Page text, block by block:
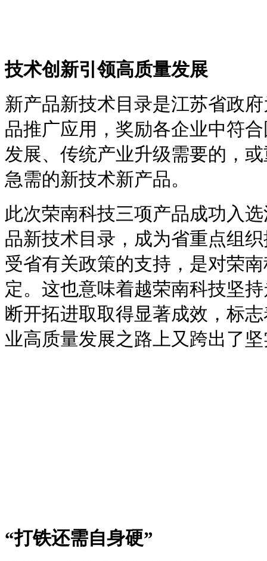
技术创新引领高质量发展
新产品新技术目录是江苏省政
品推广应用，奖励各企业中符
发展、传统产业升级需要的，
急需的新技术新产品。
此次荣南科技三项产品成功入
品新技术目录，成为省重点组
受省有关政策的支持，是对荣
定。这也意味着越荣南科技坚
断开拓进取取得显著成效，标
业高质量发展之路上又跨出了
“打铁还需自身硬”